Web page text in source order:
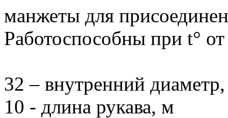
манжеты для
Работоспособны при t°
32 – внутренний
10 - длина рукава, м